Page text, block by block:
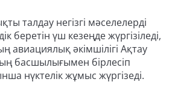
талдау негізгі мәселелерді
беретін үш кезеңде жүргізіледі,
авиациялық әкімшілігі Ақтау
басшылығымен бірлесіп
нүктелік жұмыс жүргізеді.